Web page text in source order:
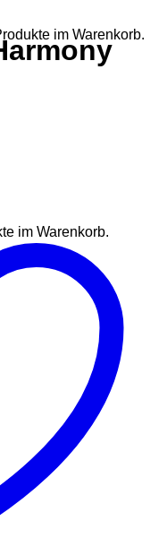
im Warenkorb.
im Warenkorb.